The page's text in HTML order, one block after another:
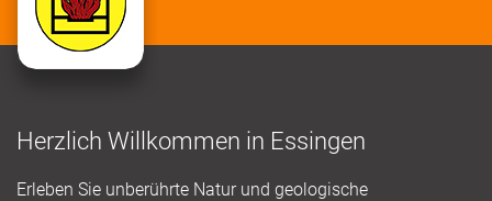
Herzlich Willkommen in Essingen
Erleben Sie unberührte Natur und geologische